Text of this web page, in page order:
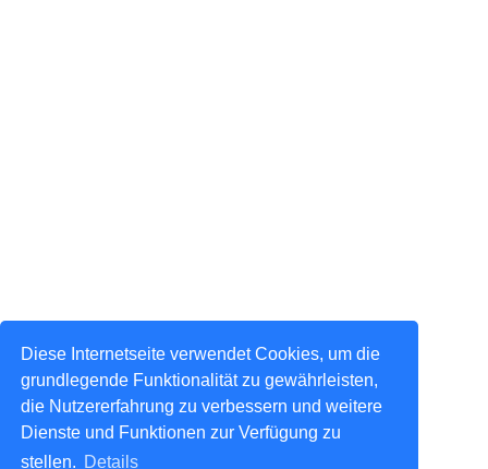
Diese Internetseite verwendet Cookies, um die
grundlegende Funktionalität zu gewährleisten,
die Nutzererfahrung zu verbessern und weitere
Dienste und Funktionen zur Verfügung zu
stellen. Details